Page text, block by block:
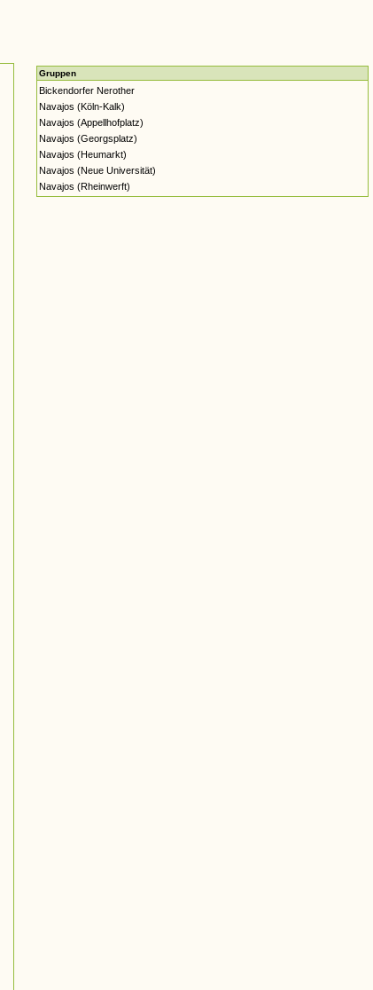
Gruppen
Bickendorfer Nerother
Navajos (Köln-Kalk)
Navajos (Appellhofplatz)
Navajos (Georgsplatz)
Navajos (Heumarkt)
Navajos (Neue Universität)
Navajos (Rheinwerft)